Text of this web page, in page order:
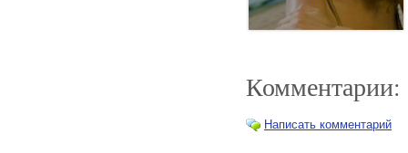
Комментарии:
Написать комментарий